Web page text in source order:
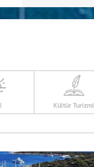
Kültür Turizmi